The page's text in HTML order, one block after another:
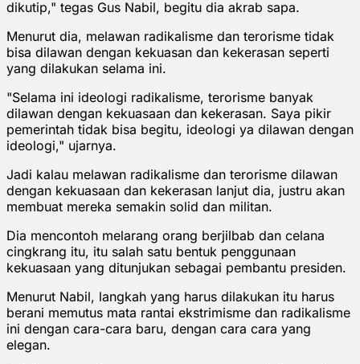
dikutip," tegas Gus Nabil, begitu dia akrab sapa.
Menurut dia, melawan radikalisme dan terorisme tidak
bisa dilawan dengan kekuasan dan kekerasan seperti
yang dilakukan selama ini.
"Selama ini ideologi radikalisme, terorisme banyak
dilawan dengan kekuasaan dan kekerasan. Saya pikir
pemerintah tidak bisa begitu, ideologi ya dilawan dengan
ideologi," ujarnya.
Jadi kalau melawan radikalisme dan terorisme dilawan
dengan kekuasaan dan kekerasan lanjut dia, justru akan
membuat mereka semakin solid dan militan.
Dia mencontoh melarang orang berjilbab dan celana
cingkrang itu, itu salah satu bentuk penggunaan
kekuasaan yang ditunjukan sebagai pembantu presiden.
Menurut Nabil, langkah yang harus dilakukan itu harus
berani memutus mata rantai ekstrimisme dan radikalisme
ini dengan cara-cara baru, dengan cara cara yang
elegan.